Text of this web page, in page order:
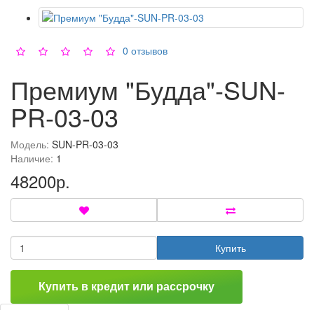
0 отзывов
Премиум "Будда"-SUN-
PR-03-03
Модель: SUN-PR-03-03
Наличие: 1
48200р.
Купить
Купить в кредит или рассрочку